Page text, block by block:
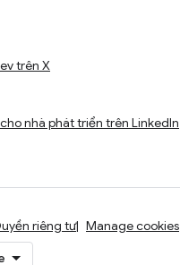
trên X
nhà phát triển trên LinkedIn
riêng tư Manage cookies